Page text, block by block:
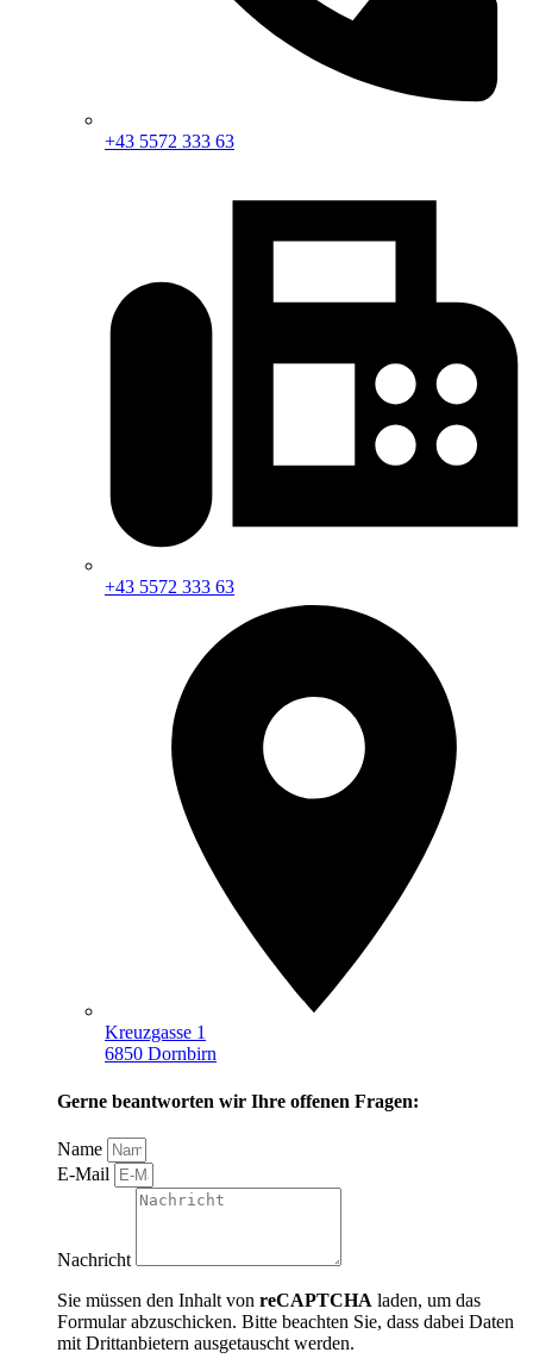
+43 5572 333 63
+43 5572 333 63
Kreuzgasse 1
6850 Dornbirn
Gerne beantworten wir Ihre offenen Fragen:
Name
E-Mail
Nachricht
Sie müssen den Inhalt von reCAPTCHA laden, um das
Formular abzuschicken. Bitte beachten Sie, dass dabei Daten
mit Drittanbietern ausgetauscht werden.